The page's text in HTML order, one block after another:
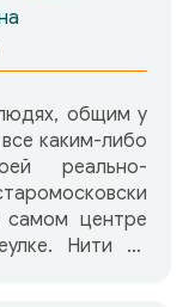
общим у
каким-либо
реально-
самом центре
Нити их